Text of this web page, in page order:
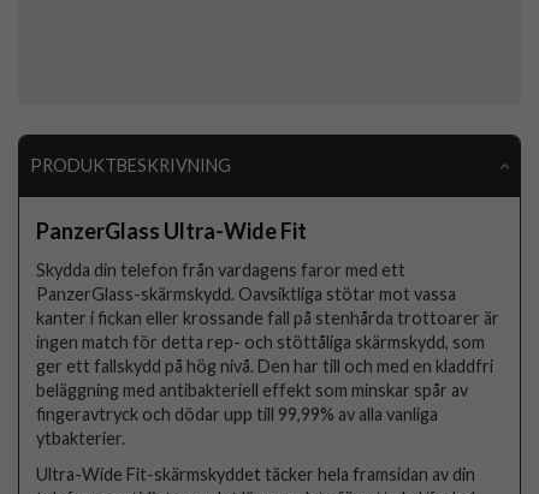
PRODUKTBESKRIVNING
PanzerGlass Ultra-Wide Fit
Skydda din telefon från vardagens faror med ett
PanzerGlass-skärmskydd. Oavsiktliga stötar mot vassa
kanter i fickan eller krossande fall på stenhårda trottoarer är
ingen match för detta rep- och stöttåliga skärmskydd, som
ger ett fallskydd på hög nivå. Den har till och med en kladdfri
beläggning med antibakteriell effekt som minskar spår av
fingeravtryck och dödar upp till 99,99% av alla vanliga
ytbakterier.
Ultra-Wide Fit-skärmskyddet täcker hela framsidan av din